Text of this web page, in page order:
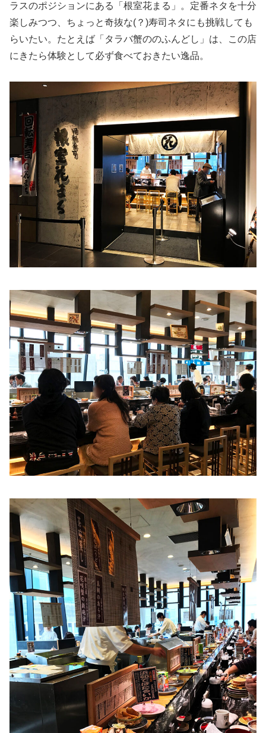
ラスのポジションにある「根室花まる」。定番ネタを十分
楽しみつつ、ちょっと奇抜な(？)寿司ネタにも挑戦しても
らいたい。たとえば「タラバ蟹ののふんどし」は、この店
にきたら体験として必ず食べておきたい逸品。